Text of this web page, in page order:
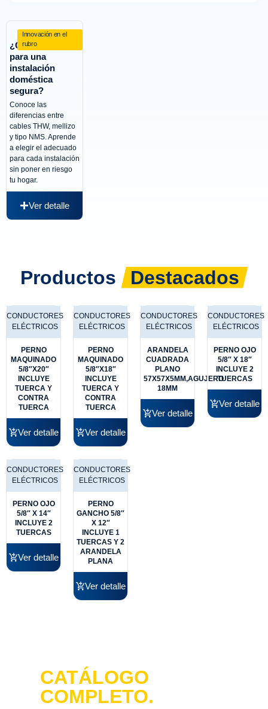
Innovación en el
rubro
¿Qué cable usar
para una
instalación
doméstica
segura?
Conoce las
diferencias entre
cables THW, mellizo
y tipo NMS. Aprende
a elegir el adecuado
para cada instalación
sin poner en riesgo
tu hogar.
Ver detalle
Productos Destacados
CONDUCTORES
ELÉCTRICOS
PERNO
MAQUINADO
5/8″X20″
INCLUYE
TUERCA Y
CONTRA
TUERCA
Ver detalle
CONDUCTORES
ELÉCTRICOS
PERNO
MAQUINADO
5/8″X18″
INCLUYE
TUERCA Y
CONTRA
TUERCA
Ver detalle
CONDUCTORES
ELÉCTRICOS
ARANDELA
CUADRADA
PLANO
57X57X5MM,AGUJERO
18MM
Ver detalle
CONDUCTORES
ELÉCTRICOS
PERNO OJO
5/8″ X 18″
INCLUYE 2
TUERCAS
Ver detalle
CONDUCTORES
ELÉCTRICOS
PERNO OJO
5/8″ X 14″
INCLUYE 2
TUERCAS
Ver detalle
CONDUCTORES
ELÉCTRICOS
PERNO
GANCHO 5/8″
X 12″
INCLUYE 1
TUERCAS Y 2
ARANDELA
PLANA
Ver detalle
CATÁLOGO
COMPLETO.